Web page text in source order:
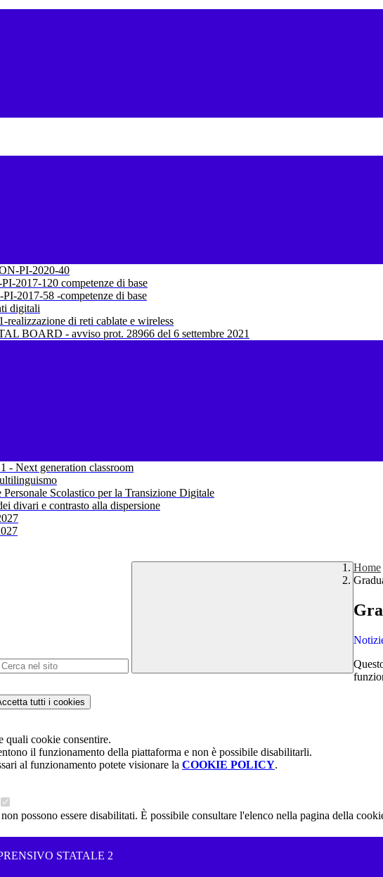
PI-2020-40
2017-120 competenze di base
2017-58 -competenze di base
digitali
realizzazione di reti cablate e wireless
BOARD - avviso prot. 28966 del 6 settembre 2021
- Next generation classroom
Scolastico per la Transizione Digitale
divari e contrasto alla dispersione
Home
tutti i cookies
quali cookie consentire.
il funzionamento della piattaforma e non è possibile disabilitarli.
al funzionamento potete visionare la COOKIE POLICY.
possono essere disabilitati. È possibile consultare l'elenco nella pagina della
STATALE 2